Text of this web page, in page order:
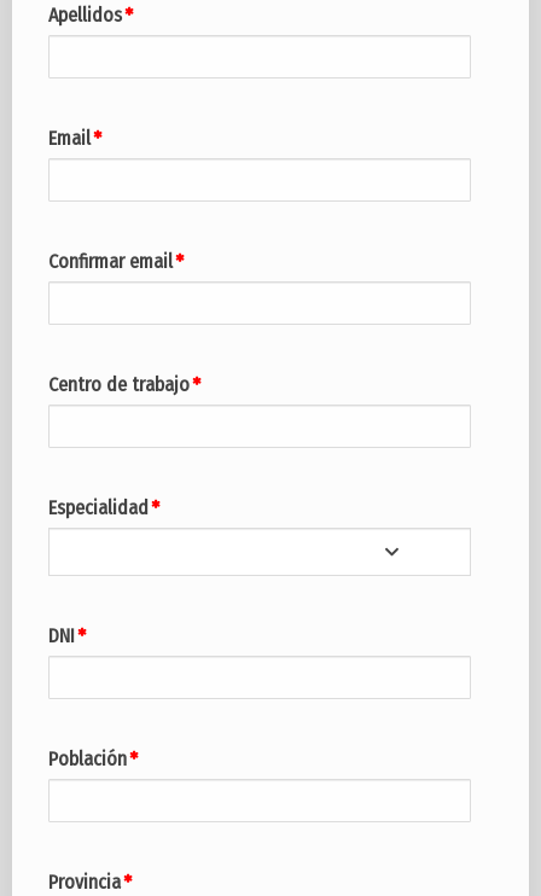
Apellidos
Email
Confirmar email
Centro de trabajo
Especialidad
DNI
Población
Provincia